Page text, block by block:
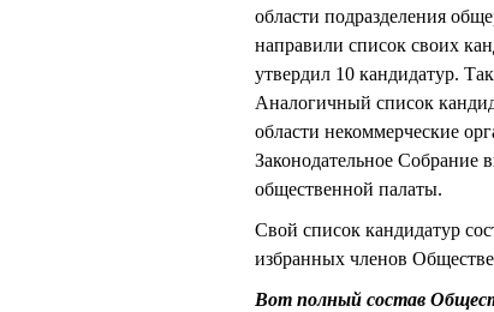
области подразделения
направили список своих
утвердил 10 кандидатур.
Аналогичный список
области некоммерческие
Законодательное Собрание
общественной палаты.
Свой список кандидатур
избранных членов
Вот полный состав